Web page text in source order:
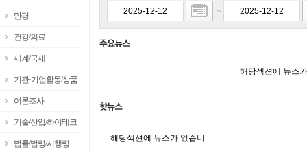
만평
건강/의료
세계/국제
기관·기업활동/상품
여론조사
기술/산업/하이테크
법률/법령/시행령
~
해당섹션에 뉴스
해당섹션에 뉴스가 없습니